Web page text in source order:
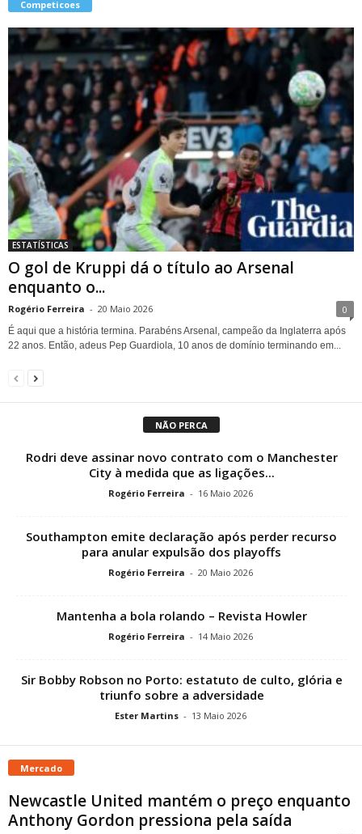
Competicoes
ESTATÍSTICAS
O gol de Kruppi dá o título ao Arsenal
enquanto o...
Rogério Ferreira - 20 Maio 2026 0
É aqui que a história termina. Parabéns Arsenal, campeão da Inglaterra após
22 anos. Então, adeus Pep Guardiola, 10 anos de domínio terminando em...
NÃO PERCA
Rodri deve assinar novo contrato com o Manchester
City à medida que as ligações...
Rogério Ferreira - 16 Maio 2026
Southampton emite declaração após perder recurso
para anular expulsão dos playoffs
Rogério Ferreira - 20 Maio 2026
Mantenha a bola rolando – Revista Howler
Rogério Ferreira - 14 Maio 2026
Sir Bobby Robson no Porto: estatuto de culto, glória e
triunfo sobre a adversidade
Ester Martins - 13 Maio 2026
Mercado
Newcastle United mantém o preço enquanto
Anthony Gordon pressiona pela saída